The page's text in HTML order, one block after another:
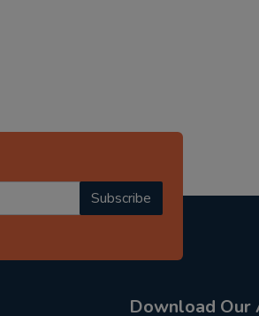
Subscribe
Download Our